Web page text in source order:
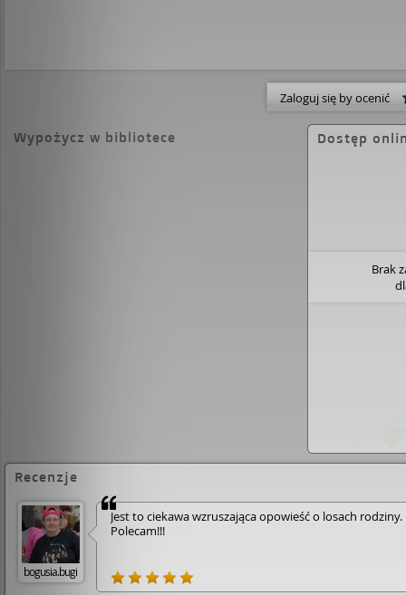
Zaloguj się by ocenić
Wypożycz w bibliotece Dostęp
Brak
Recenzje
bogusia.bugi
Jest to ciekawa wzruszająca opowieść o losach rodziny.
Polecam!!!